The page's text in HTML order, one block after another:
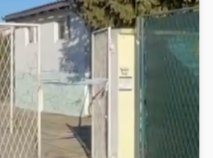
videa...